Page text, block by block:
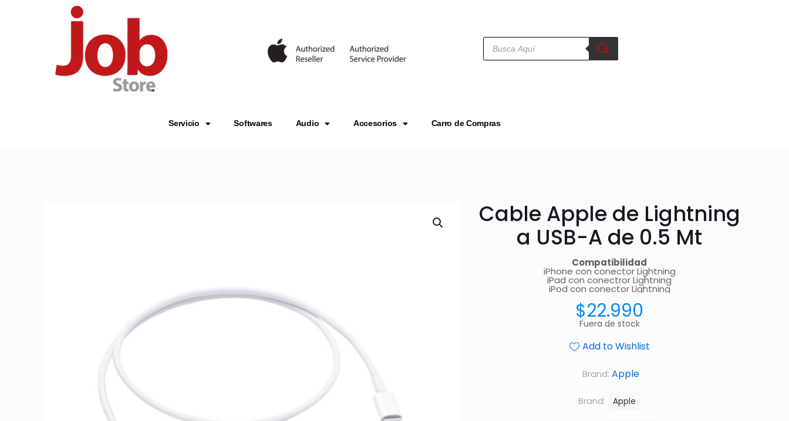
Servicio Softwares Audio Accesorios Carro de Compras
Cable Apple de Lightning
a USB-A de 0.5 Mt
Compatibilidad
iPhone con conector Lightning
iPad con conectror Lightning
iPod con conector Lightning
$22.990
Fuera de stock
Add to Wishlist
Brand: Apple
Brand: Apple